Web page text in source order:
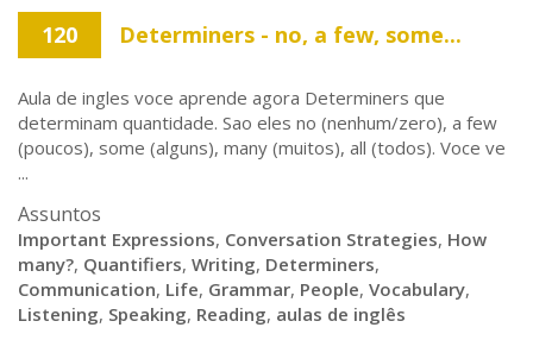
120 Determiners - no, a few, some...
Aula de ingles voce aprende agora Determiners que
determinam quantidade. Sao eles no (nenhum/zero), a few
(poucos), some (alguns), many (muitos), all (todos). Voce ve
...
Assuntos
Important Expressions, Conversation Strategies, How
many?, Quantifiers, Writing, Determiners,
Communication, Life, Grammar, People, Vocabulary,
Listening, Speaking, Reading, aulas de inglês